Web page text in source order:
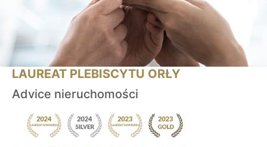
LAUREAT PLEBISCYTU ORŁY
Advice nieruchomości